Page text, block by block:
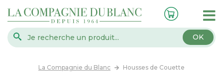
OK
La Compagnie du Blanc Housses de Couette